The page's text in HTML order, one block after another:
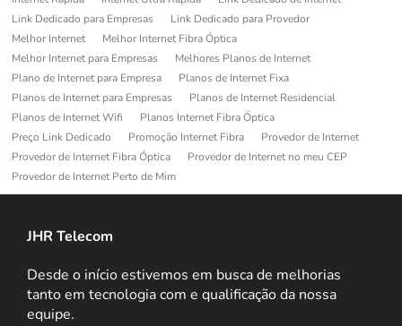
Link Dedicado para Empresas
Link Dedicado para Provedor
Melhor Internet
Melhor Internet Fibra Óptica
Melhor Internet para Empresas
Melhores Planos de Internet
Plano de Internet para Empresa
Planos de Internet Fixa
Planos de Internet para Empresas
Planos de Internet Residencial
Planos de Internet Wifi
Planos Internet Fibra Óptica
Preço Link Dedicado
Promoção Internet Fibra
Provedor de Internet
Provedor de Internet Fibra Óptica
Provedor de Internet no meu CEP
Provedor de Internet Perto de Mim
JHR Telecom
Desde o início estivemos em busca de melhorias
tanto em tecnologia com e qualificação da nossa
equipe.